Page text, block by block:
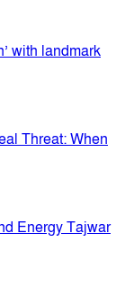
with landmark
Threat: When
Energy Tajwar